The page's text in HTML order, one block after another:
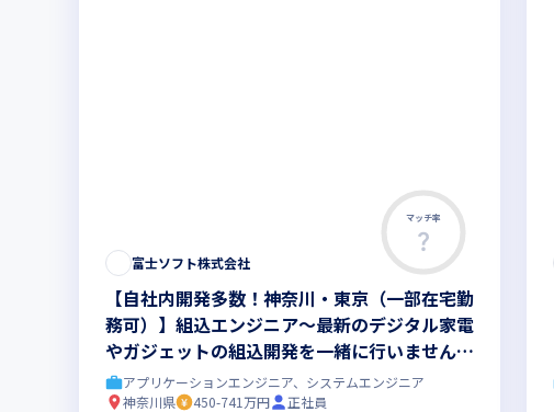
マッチ率
富士ソフト株式会社
【自社内開発多数！神奈川・東京（一部在宅勤
務可）】組込エンジニア～最新のデジタル家電
やガジェットの組込開発を一緒に行いません
か？～
アプリケーションエンジニア、システムエンジニア
神奈川県
450-741万円
正社員